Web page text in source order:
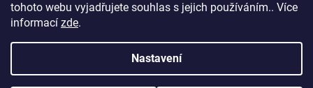
tohoto webu vyjadřujete souhlas s jejich používáním.. Více
informací zde.
Nastavení
Vytvořil Shoptet